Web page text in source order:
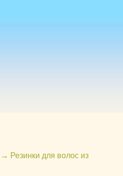
→ Резинки для волос из